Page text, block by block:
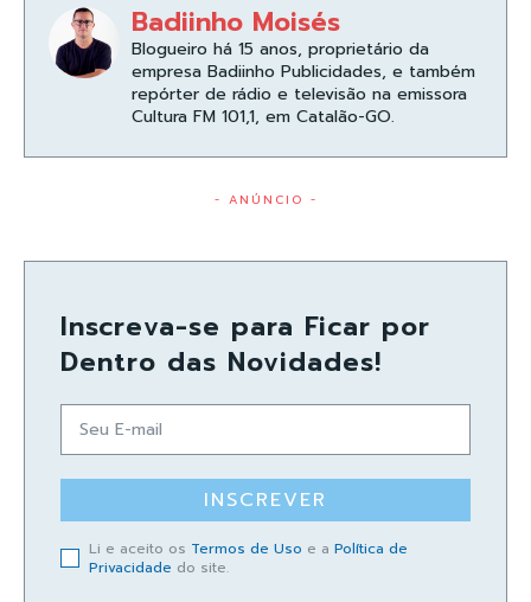
Badiinho Moisés
Blogueiro há 15 anos, proprietário da
empresa Badiinho Publicidades, e também
repórter de rádio e televisão na emissora
Cultura FM 101,1, em Catalão-GO.
- ANÚNCIO -
Inscreva-se para Ficar por
Dentro das Novidades!
INSCREVER
Li e aceito os Termos de Uso e a Política de
Privacidade do site.